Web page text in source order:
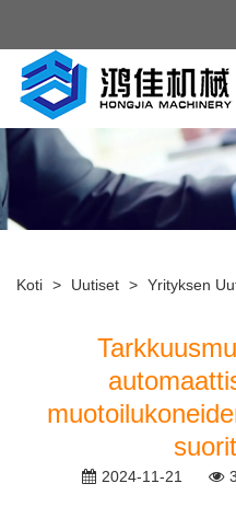
Koti > Uutiset > Yrityksen
2024-11-21 3